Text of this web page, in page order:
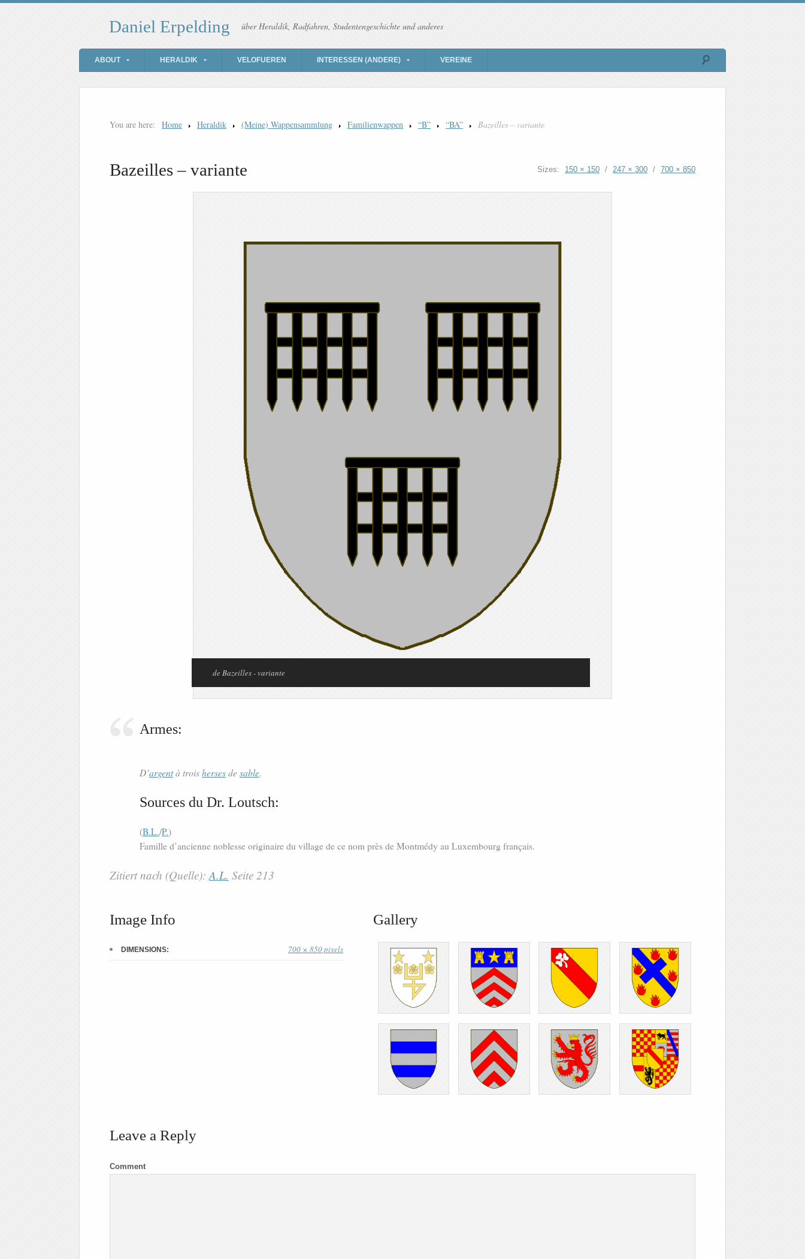
Daniel Erpelding über Heraldik, Radfahren, Studentengeschichte und anderes
ABOUT HERALDIK VELOFUEREN INTERESSEN (ANDERE) VEREINE
You are here: Home Heraldik (Meine) Wappensammlung Familienwappen “B” “BA” Bazeilles – variante
Bazeilles – variante Sizes: 150 × 150 / 247 × 300 / 700 × 850
de Bazeilles - variante
Armes:
D’argentà troishersesdesable.
Sources du Dr. Loutsch:
(B.L./P.)
Famille d’ancienne noblesse originaire du village de ce nom près de Montmédy au Luxembourg français.
Zitiert nach (Quelle):A.L. Seite 213
Image Info
DIMENSIONS: 700 × 850 pixels
Gallery
Leave a Reply
Comment